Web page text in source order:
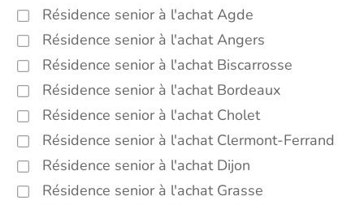
Résidence senior à l'achat Agde
Résidence senior à l'achat Angers
Résidence senior à l'achat Biscarrosse
Résidence senior à l'achat Bordeaux
Résidence senior à l'achat Cholet
Résidence senior à l'achat Clermont-Ferrand
Résidence senior à l'achat Dijon
Résidence senior à l'achat Grasse